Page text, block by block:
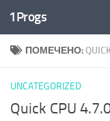
Перейти к
1Progs
ПОМЕЧЕНО:
UNCATEGORIZED
Quick CPU